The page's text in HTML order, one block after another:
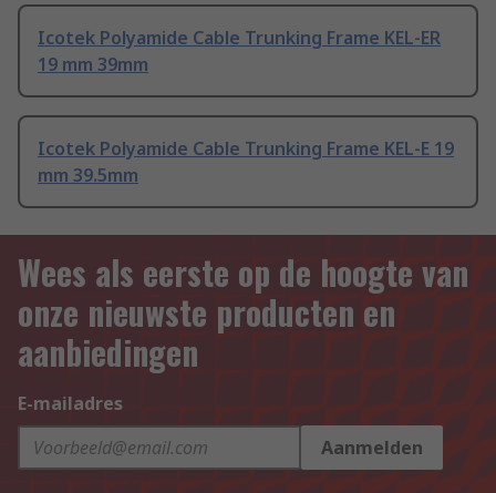
Icotek Polyamide Cable Trunking Frame KEL-ER
19 mm 39mm
Icotek Polyamide Cable Trunking Frame KEL-E 19
mm 39.5mm
Wees als eerste op de hoogte van
onze nieuwste producten en
aanbiedingen
E-mailadres
Aanmelden